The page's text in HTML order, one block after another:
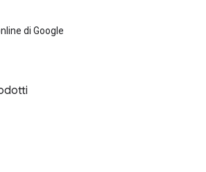
di Google